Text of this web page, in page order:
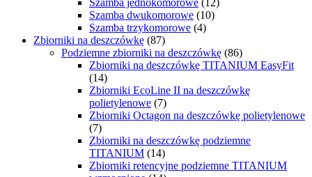
Szamba jednokomorowe (12)
Szamba dwukomorowe (10)
Szamba trzykomorowe (4)
Zbiorniki na deszczówkę (87)
Podziemne zbiorniki na deszczówkę (86)
Zbiorniki na deszczówkę TITANIUM EasyFit
(14)
Zbiorniki EcoLine II na deszczówkę
polietylenowe (7)
Zbiorniki Octagon na deszczówkę polietylenowe
(7)
Zbiorniki na deszczówkę podziemne
TITANIUM (14)
Zbiorniki retencyjne podziemne TITANIUM